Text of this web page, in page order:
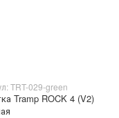
TRT-029-green
Tramp ROCK 4 (V2)